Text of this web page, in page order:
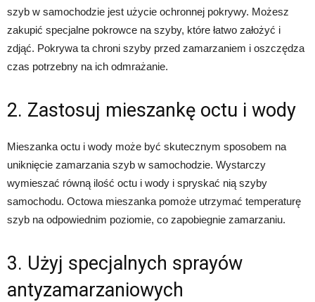
szyb w samochodzie jest użycie ochronnej pokrywy. Możesz
zakupić specjalne pokrowce na szyby, które łatwo założyć i
zdjąć. Pokrywa ta chroni szyby przed zamarzaniem i oszczędza
czas potrzebny na ich odmrażanie.
2. Zastosuj mieszankę octu i wody
Mieszanka octu i wody może być skutecznym sposobem na
uniknięcie zamarzania szyb w samochodzie. Wystarczy
wymieszać równą ilość octu i wody i spryskać nią szyby
samochodu. Octowa mieszanka pomoże utrzymać temperaturę
szyb na odpowiednim poziomie, co zapobiegnie zamarzaniu.
3. Użyj specjalnych sprayów
antyzamarzaniowych